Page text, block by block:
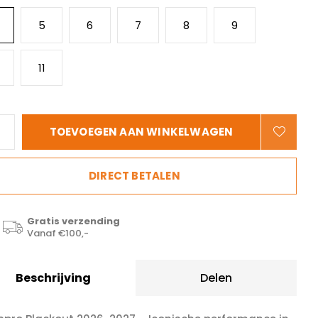
5 6 7 8 9
11
TOEVOEGEN AAN WINKELWAGEN
DIRECT BETALEN
Gratis verzending
Vanaf €100,-
Beschrijving Delen